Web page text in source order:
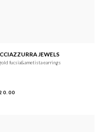
JEWELS
fucsia&ametista earrings